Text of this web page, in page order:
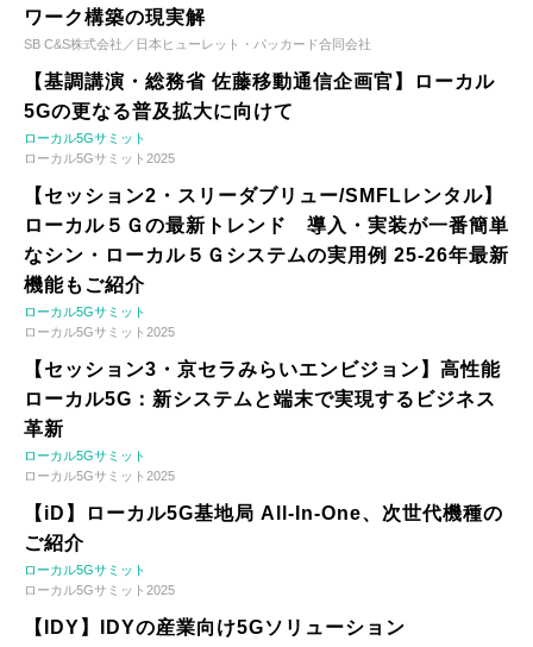
ワーク構築の現実解
SB C&S株式会社／日本ヒューレット・パッカード合同会社
【基調講演・総務省 佐藤移動通信企画官】ローカル
5Gの更なる普及拡大に向けて
ローカル5Gサミット
ローカル5Gサミット2025
【セッション2・スリーダブリュー/SMFLレンタル】
ローカル５Ｇの最新トレンド 導入・実装が一番簡単
なシン・ローカル５Ｇシステムの実用例 25-26年最新
機能もご紹介
ローカル5Gサミット
ローカル5Gサミット2025
【セッション3・京セラみらいエンビジョン】高性能
ローカル5G：新システムと端末で実現するビジネス
革新
ローカル5Gサミット
ローカル5Gサミット2025
【iD】ローカル5G基地局 All-In-One、次世代機種の
ご紹介
ローカル5Gサミット
ローカル5Gサミット2025
【IDY】IDYの産業向け5Gソリューション